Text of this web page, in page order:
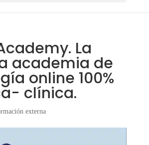
La
academia de
online 100%
clínica.
externa